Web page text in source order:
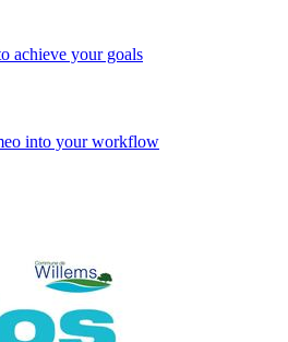
achieve your goals
into your workflow